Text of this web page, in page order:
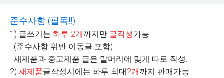
준수사항 (필독!!)
1) 글쓰기는 하루 2개까지만 글작성가능.
(준수사항 위반 이동글 포함)
새제품과 중고제품 글은 말머리에 맞게 따로 작성.
2) 새제품글작성시에는 하루 최대2개까지 판매가능